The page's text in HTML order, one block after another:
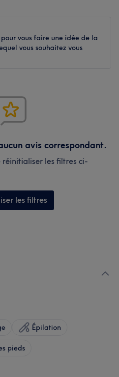
vous faire une idée de la
vous souhaitez vous
avis correspondant.
réinitialiser les filtres ci-
les filtres
Épilation
pieds